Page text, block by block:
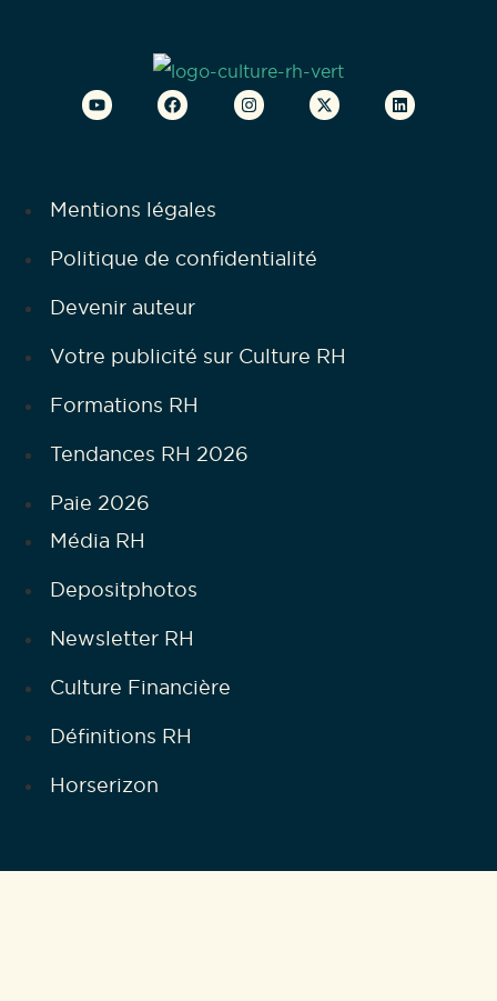
Mentions légales
Politique de confidentialité
Devenir auteur
Votre publicité sur Culture RH
Formations RH
Tendances RH 2026
Paie 2026
Média RH
Depositphotos
Newsletter RH
Culture Financière
Définitions RH
Horserizon